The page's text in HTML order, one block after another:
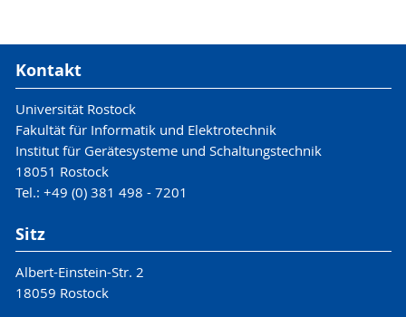
Kontakt
Universität Rostock
Fakultät für Informatik und Elektrotechnik
Institut für Gerätesysteme und Schaltungstechnik
18051 Rostock
Tel.: +49 (0) 381 498 - 7201
Sitz
Albert-Einstein-Str. 2
18059 Rostock